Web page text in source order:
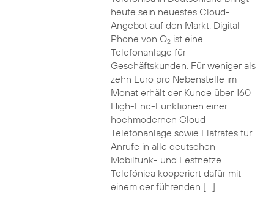
heute sein neuestes Cloud-
Angebot auf den Markt: Digital
Phone von O2ist eine
Telefonanlage für
Geschäftskunden. Für weniger als
zehn Euro pro Nebenstelle im
Monat erhält der Kunde über 160
High-End-Funktionen einer
hochmodernen Cloud-
Telefonanlage sowie Flatrates für
Anrufe in alle deutschen
Mobilfunk- und Festnetze.
Telefónica kooperiert dafür mit
einem der führenden […]